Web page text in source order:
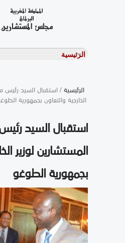
الرئيسية/ استقبال السيد رئيس
الخارجية والتعاون بجمهورية
استقبال السيد
المستشارين لوزير
بجمهورية الطوغو